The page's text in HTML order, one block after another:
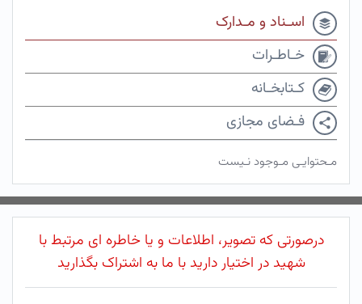
اسـناد و مـدارک
خـاطـرات
کـتابخـانه
فـضای مجازی
مـحتوایـی مـوجود نـیست
درصورتی که تصویر، اطلاعات و یا خاطره ای مرتبط با
شهید در اختیار دارید با ما به اشتراک بگذارید